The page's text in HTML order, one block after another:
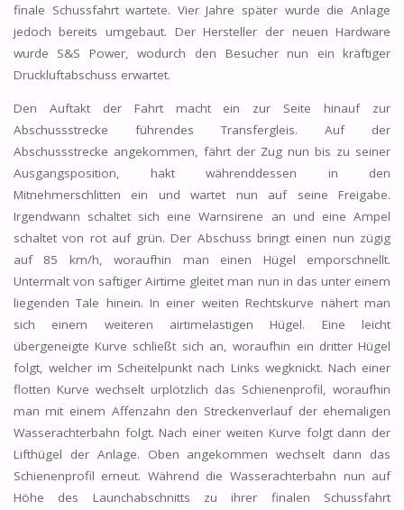
finale Schussfahrt wartete. Vier Jahre später wurde die Anlage
jedoch bereits umgebaut. Der Hersteller der neuen Hardware
wurde S&S Power, wodurch den Besucher nun ein kräftiger
Druckluftabschuss erwartet.
Den Auftakt der Fahrt macht ein zur Seite hinauf zur
Abschussstrecke führendes Transfergleis. Auf der
Abschussstrecke angekommen, fährt der Zug nun bis zu seiner
Ausgangsposition, hakt währenddessen in den
Mitnehmerschlitten ein und wartet nun auf seine Freigabe.
Irgendwann schaltet sich eine Warnsirene an und eine Ampel
schaltet von rot auf grün. Der Abschuss bringt einen nun zügig
auf 85 km/h, woraufhin man einen Hügel emporschnellt.
Untermalt von saftiger Airtime gleitet man nun in das unter einem
liegenden Tale hinein. In einer weiten Rechtskurve nähert man
sich einem weiteren airtimelastigen Hügel. Eine leicht
übergeneigte Kurve schließt sich an, woraufhin ein dritter Hügel
folgt, welcher im Scheitelpunkt nach Links wegknickt. Nach einer
flotten Kurve wechselt urplötzlich das Schienenprofil, woraufhin
man mit einem Affenzahn den Streckenverlauf der ehemaligen
Wasserachterbahn folgt. Nach einer weiten Kurve folgt dann der
Lifthügel der Anlage. Oben angekommen wechselt dann das
Schienenprofil erneut. Während die Wasserachterbahn nun auf
Höhe des Launchabschnitts zu ihrer finalen Schussfahrt